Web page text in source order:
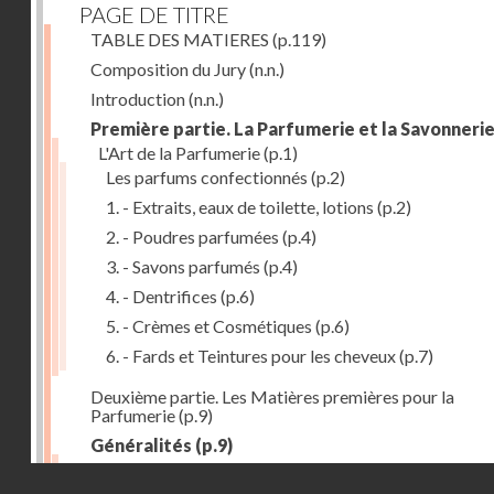
PAGE DE TITRE
TABLE DES MATIERES (p.119)
Composition du Jury(n.n.)
Introduction(n.n.)
Première partie. La Parfumerie et la Savonnerie
L'Art de la Parfumerie(p.1)
Les parfums confectionnés (p.2)
1. - Extraits, eaux de toilette, lotions (p.2)
2. - Poudres parfumées (p.4)
3. - Savons parfumés (p.4)
4. - Dentrifices (p.6)
5. - Crèmes et Cosmétiques (p.6)
6. - Fards et Teintures pour les cheveux(p.7)
Deuxième partie. Les Matières premières pour la
Parfumerie(p.9)
Généralités (p.9)
Les parfums naturels(p.10)